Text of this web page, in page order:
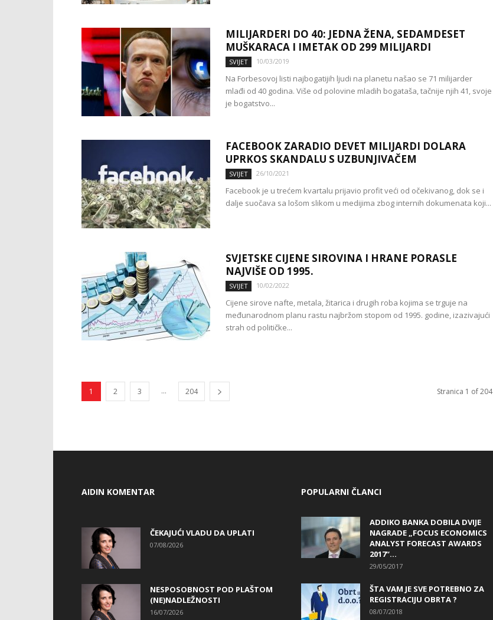
MILIJARDERI DO 40: JEDNA ŽENA, SEDAMDESET
MUŠKARACA I IMETAK OD 299 MILIJARDI
SVIJET 10/03/2019
Na Forbesovoj listi najbogatijih ljudi na planetu našao se 71 milijarder
mlađi od 40 godina. Više od polovine mladih bogataša, tačnije njih 41, svoje
je bogatstvo...
FACEBOOK ZARADIO DEVET MILIJARDI DOLARA
UPRKOS SKANDALU S UZBUNJIVAČEM
SVIJET 26/10/2021
Facebook je u trećem kvartalu prijavio profit veći od očekivanog, dok se i
dalje suočava sa lošom slikom u medijima zbog internih dokumenata koji...
SVJETSKE CIJENE SIROVINA I HRANE PORASLE
NAJVIŠE OD 1995.
SVIJET 10/02/2022
Cijene sirove nafte, metala, žitarica i drugih roba kojima se trguje na
međunarodnom planu rastu najbržom stopom od 1995. godine, izazivajući
strah od političke...
1 2 3 ... 204 Stranica 1 of 204
AIDIN KOMENTAR
ČEKAJUĆI VLADU DA UPLATI
07/08/2026
NESPOSOBNOST POD PLAŠTOM
(NE)NADLEŽNOSTI
16/07/2026
POPULARNI ČLANCI
ADDIKO BANKA DOBILA DVIJE
NAGRADE „FOCUS ECONOMICS
ANALYST FORECAST AWARDS
2017“...
29/05/2017
ŠTA VAM JE SVE POTREBNO ZA
REGISTRACIJU OBRTA ?
08/07/2018